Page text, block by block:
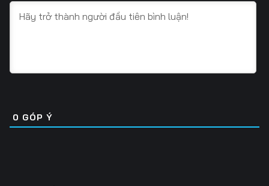
Tập 28 Tập 29
Tập 34 Tập 35 Tập 36
Tập 40 Tập 41 Tập 42
0 GÓP Ý